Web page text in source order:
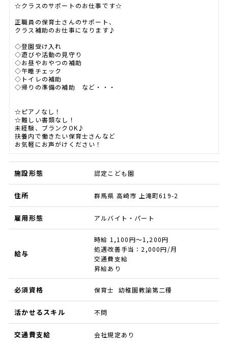
☆クラスのサポートのお仕事です☆
正職員の保育士さんのサポート、
クラス補助のお仕事になります♪
◇登園受け入れ
◇遊びや活動の見守り
◇お昼やおやつの補助
◇午睡チェック
◇トイレの補助
◇帰りの準備の補助 など・・・
☆ピアノなし！
☆難しい書類なし！
未経験、ブランクOK♪
扶養内で働きたい保育士さんなど
お気軽にお声がけください！
施設形態 認定こども園
住所 群馬県 高崎市 上滝町619-2
雇用形態 アルバイト・パート
給与
時給 1,100円～1,200円
処遇改善手当：2,000円/月
交通費支給
昇給あり
必須資格 保育士 幼稚園教諭第二種
活かせるスキル 不問
交通費支給 会社規定あり